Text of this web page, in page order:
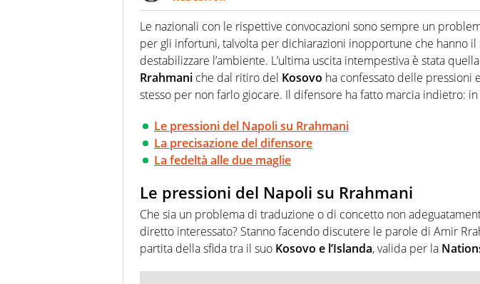
Un figlio che si chiama Diego e la tesi di laurea sugli stadi di
quale filo conduttore irrinunciabile tra passione e professione.
indaga, approfondisce e scandaglia l'universo mondo dello
Le nazionali con le rispettive convocazioni sono sempre un
per gli infortuni, talvolta per dichiarazioni inopportune che hanno il
destabilizzare l’ambiente. L’ultima uscita intempestiva è stata
Rrahmani che dal ritiro del Kosovo ha confessato delle pressioni
stesso per non farlo giocare. Il difensore ha fatto marcia indietro:
Le pressioni del Napoli su Rrahmani
La precisazione del difensore
La fedeltà alle due maglie
Le pressioni del Napoli su Rrahmani
Che sia un problema di traduzione o di concetto non
diretto interessato? Stanno facendo discutere le parole di Amir
partita della sfida tra il suo Kosovo e l’Islanda, valida per la